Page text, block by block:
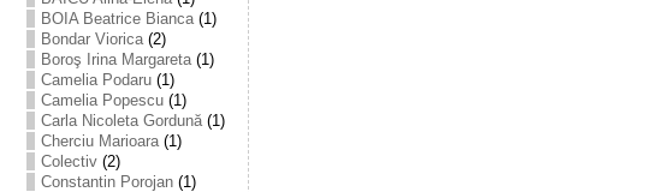
BOIA Beatrice Bianca(1)
Bondar Viorica(2)
Boroş Irina Margareta(1)
Camelia Podaru(1)
Camelia Popescu(1)
Carla Nicoleta Gordună(1)
Cherciu Marioara(1)
Colectiv(2)
Constantin Porojan(1)